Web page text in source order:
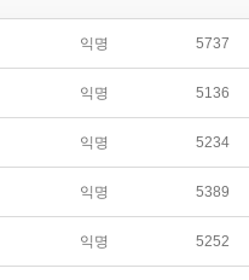
익명 5737
익명 5136
익명 5234
익명 5389
익명 5252